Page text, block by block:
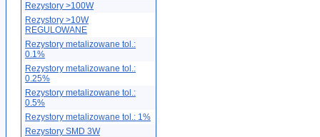
Rezystory >100W
Rezystory >10W
REGULOWANE
Rezystory metalizowane tol.:
0.1%
Rezystory metalizowane tol.:
0.25%
Rezystory metalizowane tol.:
0.5%
Rezystory metalizowane tol.: 1%
Rezystory SMD 3W